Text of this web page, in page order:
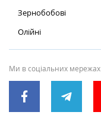
Зернобобові
Олійні
Ми в соціальних мережах